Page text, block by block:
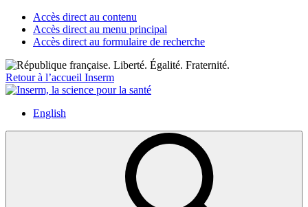
Accès direct au contenu
Accès direct au menu principal
Accès direct au formulaire de recherche
Retour à l’accueil Inserm
English